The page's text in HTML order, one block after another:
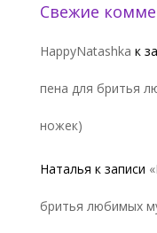
Свежие
HappyNatashka к
пена для бритья
ножек)
Наталья к записи
бритья любимых